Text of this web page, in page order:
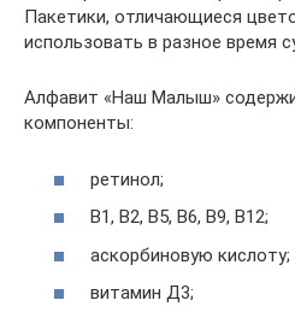
Пакетики, отличающиеся
использовать в разное время
Алфавит «Наш Малыш»
компоненты:
ретинол;
В1, В2, В5, В6, В9, В12;
аскорбиновую кислоту;
витамин Д3;